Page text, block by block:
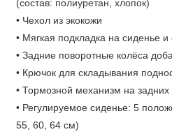
(состав: полиуретан, хлопок)
• Чехол из экокожи
• Мягкая подкладка на сиденье и
• Задние поворотные колёса
• Крючок для складывания
• Тормозной механизм на задних
• Регулируемое сиденье: 5
55, 60, 64 см)